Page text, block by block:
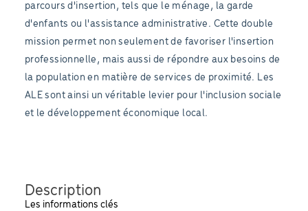
parcours d'insertion, tels que le ménage, la garde
d'enfants ou l'assistance administrative. Cette double
mission permet non seulement de favoriser l'insertion
professionnelle, mais aussi de répondre aux besoins de
la population en matière de services de proximité. Les
ALE sont ainsi un véritable levier pour l'inclusion sociale
et le développement économique local.
Description
Les informations clés